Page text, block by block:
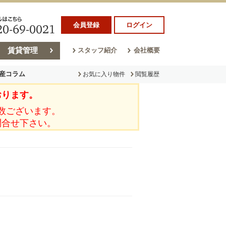
会員登録 ログイン
賃貸管理 スタッフ紹介 会社概要
コラム
ム
お気に入り物件 閲覧履歴
ます。
ざいます。
せ下さい。